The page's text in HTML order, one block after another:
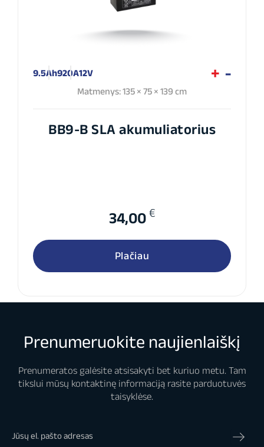
9.5Ah920A12V
Matmenys: 135 × 75 × 139 cm
BB9-B SLA akumuliatorius
34,00 €
Plačiau
Prenumeruokite naujienlaiškį
Prenumeratos galėsite atsisakyti bet kuriuo metu. Tam
tikslui mūsų kontaktinę informaciją rasite parduotuvės
taisyklėse.